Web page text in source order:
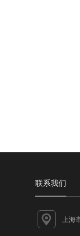
联系我们
上海